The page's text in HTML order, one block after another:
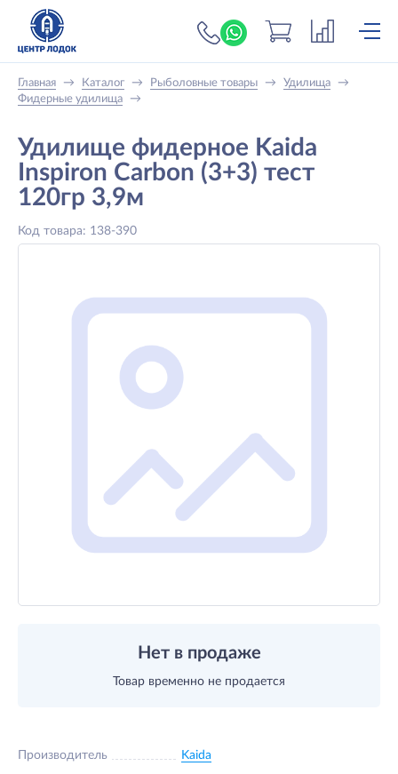
+7 (919) 698-56-
Главная → Каталог → Рыболовные товары → Удилища
→
Фидерные удилища
→
Удилище фидерное Kaida
Inspiron Carbon (3+3) тест
120гр 3,9м
Код товара: 138-390
Нет в продаже
Товар временно не продается
Производитель Kaida